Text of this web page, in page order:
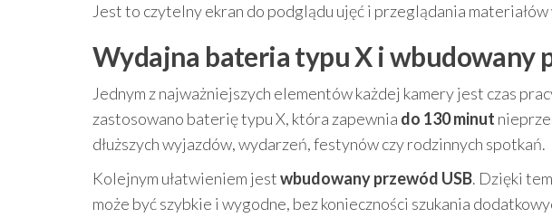
Jest to czytelny ekran do podglądu ujęć i przeglądania
Wydajna bateria typu X i wbudowany
Jednym z najważniejszych elementów każdej kamery jest czas
zastosowano baterię typu X, która zapewnia do 130 minut
dłuższych wyjazdów, wydarzeń, festynów czy rodzinnych spotkań.
Kolejnym ułatwieniem jestwbudowany przewód USB. Dzięki
może być szybkie i wygodne, bez konieczności szukania